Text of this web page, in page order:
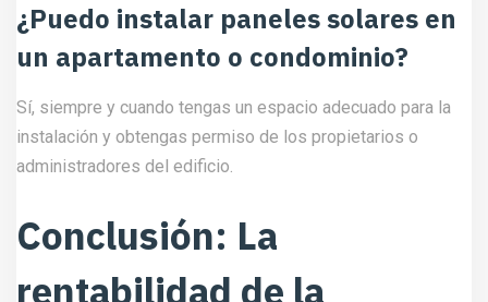
¿Puedo instalar paneles solares en
un apartamento o condominio?
Sí, siempre y cuando tengas un espacio adecuado para la
instalación y obtengas permiso de los propietarios o
administradores del edificio.
Conclusión: La
rentabilidad de la